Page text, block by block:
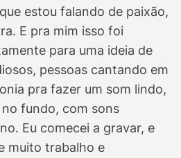
estou falando de paixão,
E pra mim isso foi
para uma ideia de
pessoas cantando em
pra fazer um som lindo,
fundo, com sons
Eu comecei a gravar, e
muito trabalho e